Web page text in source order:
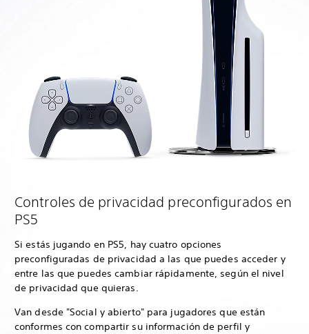
Controles de privacidad preconfigurados en
PS5
Si estás jugando en PS5, hay cuatro opciones
preconfiguradas de privacidad a las que puedes acceder y
entre las que puedes cambiar rápidamente, según el nivel
de privacidad que quieras.
Van desde "Social y abierto" para jugadores que están
conformes con compartir su información de perfil y